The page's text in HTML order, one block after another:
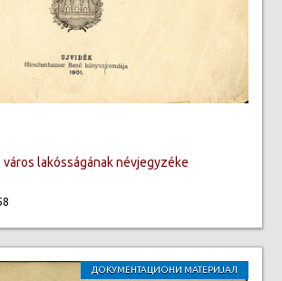
város lakósságának névjegyzéke
ДОКУМЕНТАЦИОНИ МАТЕРИЈАЛ